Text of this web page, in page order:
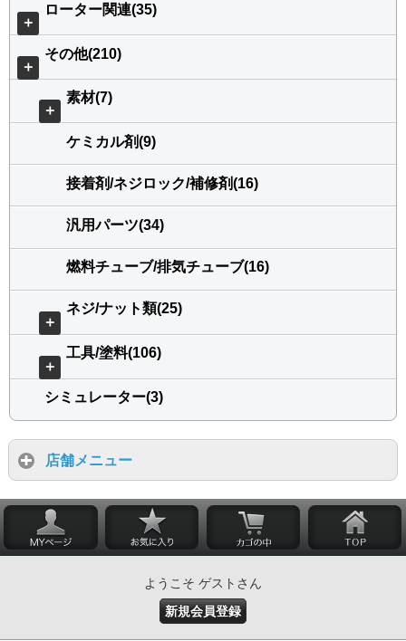
＋
ローター関連(35)
＋
その他(210)
＋
素材(7)
ケミカル剤(9)
接着剤/ネジロック/補修剤(16)
汎用パーツ(34)
燃料チューブ/排気チューブ(16)
＋
ネジ/ナット類(25)
＋
工具/塗料(106)
シミュレーター(3)
店舗メニュー
ようこそ ゲストさん
新規会員登録